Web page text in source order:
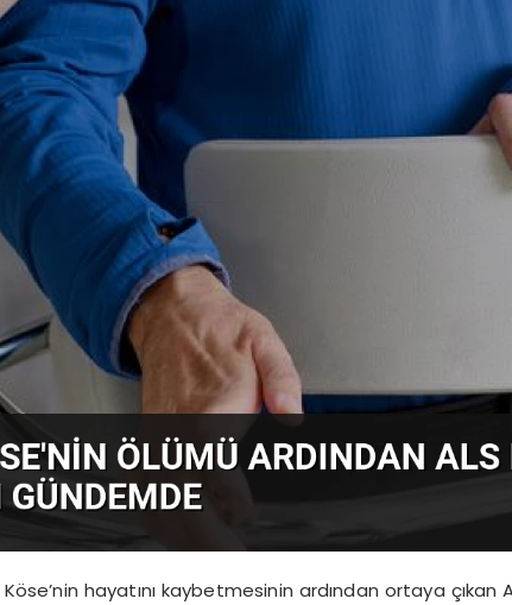
Köse’nin hayatını kaybetmesinin ardından ortaya